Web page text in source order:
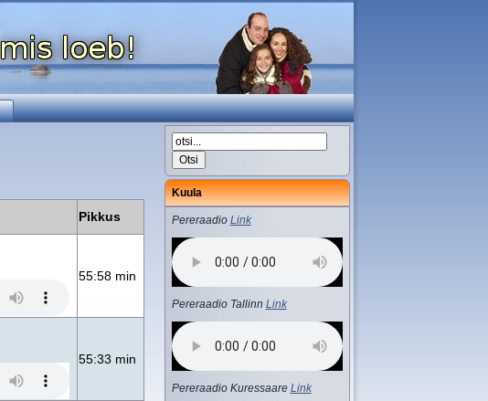
Pikkus
55:58 min
55:33 min
Kuula
Pereraadio Link
Pereraadio Tallinn Link
Pereraadio Kuressaare Link